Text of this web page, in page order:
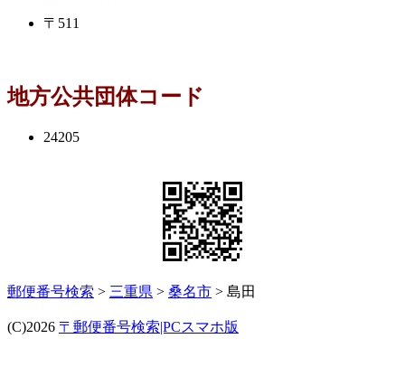
〒511
地方公共団体コード
24205
郵便番号検索 > 三重県 > 桑名市 > 島田
(C)2026 〒郵便番号検索|PCスマホ版